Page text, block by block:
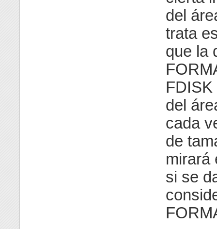
del
trata
que la
del
cada
de
mirará
si se